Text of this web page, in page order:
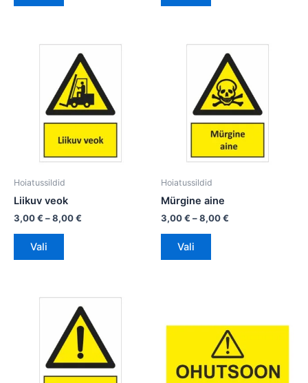
Hoiatussildid
Liikuv veok
3,00€ –8,00€
3,00 €
kuni
8,00 €
Vali
Sellel
tootel
on
mitu
varianti.
Valikuid
saab
teha
Hoiatussildid
Mürgine aine
3,00€ –8,00€
3,00 €
kuni
8,00 €
Vali
Sellel
tootel
on
mitu
varianti.
Valikuid
saab
teha
Hinnavahemik:
3,00 €
kuni
8,00 €
Sellel
tootel
on
mitu
varianti.
Valikuid
22,00 €
on
mitu
varianti.
Valikuid